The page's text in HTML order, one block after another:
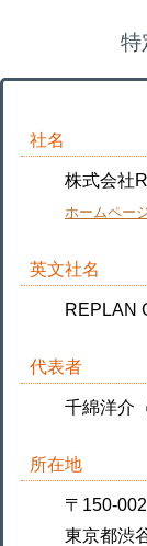
特
社名
株式会社
ホームペー
英文社名
REPLAN
代表者
千綿洋介
所在地
〒150-
東京都渋